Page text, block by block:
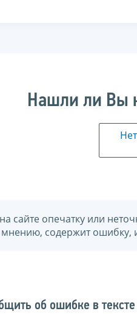
Нашли ли Вы
Нет
сайте опечатку или
содержит
об ошибке в тексте